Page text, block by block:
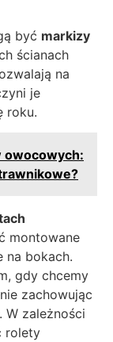
być markizy
ścianach
na
je
roku.
owocowych:
montowane
na bokach.
gdy chcemy
zachowując
W zależności
rolety